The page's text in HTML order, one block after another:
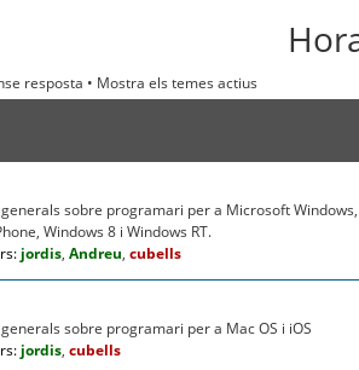
resposta • Mostra els temes actius
sobre programari per a Microsoft Windows,
Windows 8 i Windows RT.
jordis,Andreu,cubells
sobre programari per a Mac OS i iOS
jordis,cubells